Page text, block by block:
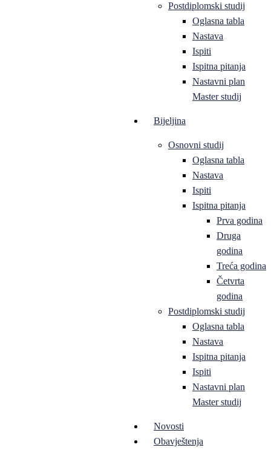
Postdiplomski studij
Oglasna tabla
Nastava
Ispiti
Ispitna pitanja
Nastavni plan
Master studij
Bijeljina
Osnovni studij
Oglasna tabla
Nastava
Ispiti
Ispitna pitanja
Prva godina
Druga
godina
Treća godina
Četvrta
godina
Postdiplomski studij
Oglasna tabla
Nastava
Ispitna pitanja
Ispiti
Nastavni plan
Master studij
Novosti
Obavještenja